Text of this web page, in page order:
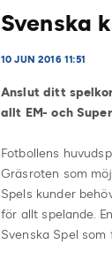
Svenska
10 JUN 2016 11:51
Anslut ditt
allt EM- och
Fotbollens
Gräsroten som
Spels kunder
för allt spelande.
Svenska Spel